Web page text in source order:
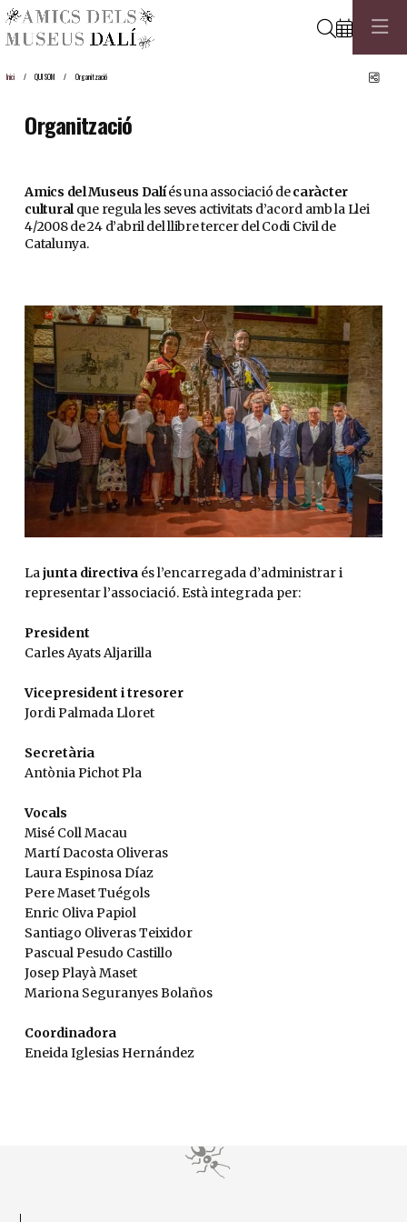
Cerca
Inici QUI SOM Organització
Organització
Amics del Museus Dalíés una associació decaràcter
cultural que regula les seves activitats d’acord amb la Llei
4/2008 de 24 d’abril del llibre tercer del Codi Civil de
Catalunya.
Lajunta directiva és l’encarregada d’administrar i
representar l’associació. Està integrada per:
President
Carles Ayats Aljarilla
Vicepresident i tresorer
Jordi Palmada Lloret
Secretària
Antònia Pichot Pla
Vocals
Misé Coll Macau
Martí Dacosta Oliveras
Laura Espinosa Díaz
Pere Maset Tuégols
Enric Oliva Papiol
Santiago Oliveras Teixidor
Pascual Pesudo Castillo
Josep Playà Maset
Mariona Seguranyes Bolaños
Coordinadora
Eneida Iglesias Hernández